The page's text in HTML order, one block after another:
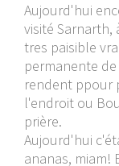
Aujourd'hui
visité Sarnarth,
tres paisible
permanente
rendent ppour
l'endroit ou
prière.
Aujourd'hui
ananas, miam!